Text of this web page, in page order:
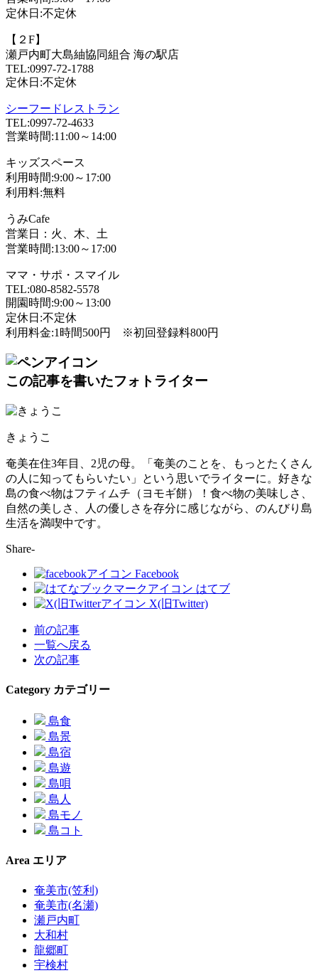
定休日:不定休
【２F】
瀬戸内町大島紬協同組合 海の駅店
TEL:0997-72-1788
定休日:不定休
シーフードレストラン
TEL:0997-72-4633
営業時間:11:00～14:00
キッズスペース
利用時間:9:00～17:00
利用料:無料
うみCafe
営業日：火、木、土
営業時間:13:00～17:00
ママ・サポ・スマイル
TEL:080-8582-5578
開園時間:9:00～13:00
定休日:不定休
利用料金:1時間500円 ※初回登録料800円
この記事を書いたフォトライター
きょうこ
奄美在住3年目、2児の母。「奄美のことを、もっとたくさん
の人に知ってもらいたい」という思いでライターに。好きな
島の食べ物はフティムチ（ヨモギ餅）！食べ物の美味しさ、
自然の美しさ、人の優しさを存分に感じながら、のんびり島
生活を満喫中です。
Share-
Facebook
はてブ
X(旧Twitter)
前の記事
一覧へ戻る
次の記事
Category カテゴリー
島食
島景
島宿
島遊
島唄
島人
島モノ
島コト
Area エリア
奄美市(笠利)
奄美市(名瀬)
瀬戸内町
大和村
龍郷町
宇検村